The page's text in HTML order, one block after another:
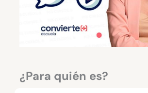
¿Para quién es?